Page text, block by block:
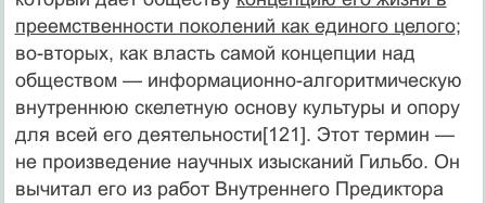
преемственности поколений как единого целого;
во-вторых, как власть самой концепции над
обществом — информационно-алгоритмическую
внутреннюю скелетную основу культуры и опору
для всей его деятельности[121]. Этот термин —
не произведение научных изысканий Гильбо. Он
вычитал его из работ Внутреннего Предиктора